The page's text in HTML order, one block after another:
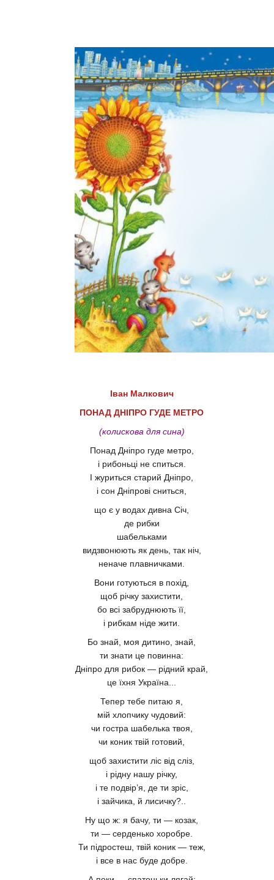
Іван Малкович
ПОНАД ДНІПРО ГУДЕ МЕТРО
(колискова для сина)
Понад Дніпро гуде метро,
і рибоньці не спиться.
І журиться старий Дніпро,
і сон Дніпрові сниться,
що є у водах дивна Січ,
де рибки
шабельками
видзвонюють як день, так ніч,
неначе плавничками.
Вони готуються в похід,
щоб річку захистити,
бо всі забруднюють її,
і рибкам ніде жити.
Бо знай, моя дитино, знай,
ти знати це повинна:
Дніпро для рибок — рідний край,
це їхня Україна...
Тепер тебе питаю я,
мій хлопчику чудовий:
чи гостра шабелька твоя,
чи коник твій готовий,
щоб захистити ліс від сліз,
і рідну нашу річку,
і те подвір’я, де ти зріс,
і зайчика, й лисичку?..
Ну що ж: я бачу, ти — козак,
ти — серденько хоробре.
Ти підростеш, твій коник — теж,
і все в нас буде добре.